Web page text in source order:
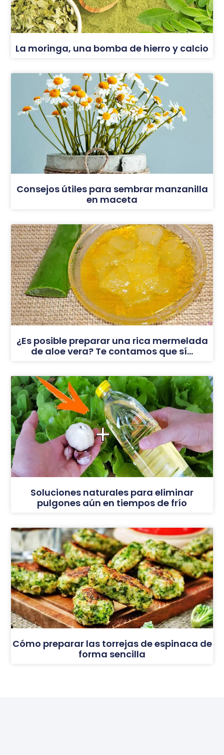
La moringa, una bomba de hierro y calcio
Consejos útiles para sembrar manzanilla
en maceta
¿Es posible preparar una rica mermelada
de aloe vera? Te contamos que sí…
Soluciones naturales para eliminar
pulgones aún en tiempos de frío
Cómo preparar las torrejas de espinaca de
forma sencilla